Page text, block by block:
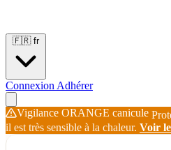
🇫🇷 fr
Connexion Adhérer
Vigilance ORANGE canicule
il est très sensible à la chaleur. Voir